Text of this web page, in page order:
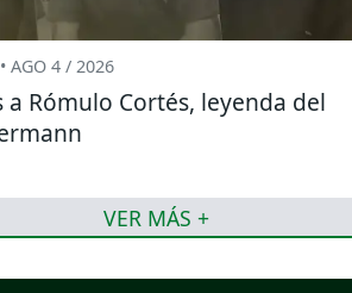
AGO 4 / 2026
a Rómulo Cortés, leyenda del
VER MÁS +